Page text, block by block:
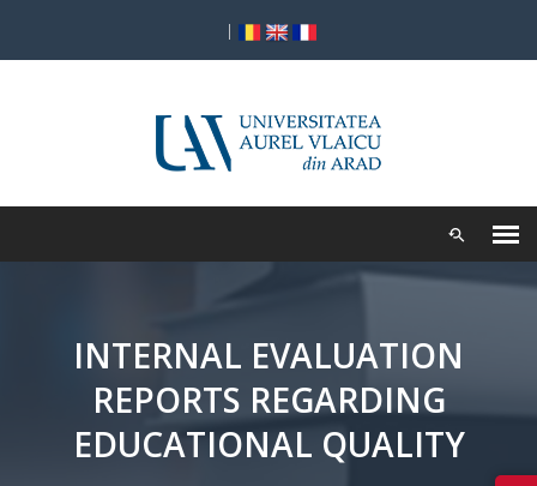
|
INTERNAL EVALUATION
REPORTS REGARDING
EDUCATIONAL QUALITY